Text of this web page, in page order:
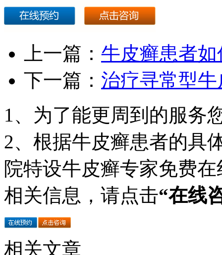
上一篇： 牛皮癣患者
下一篇： 治疗寻常型
1、为了能更周到的服务
2、根据牛皮癣患者的具
院特设牛皮癣专家免费
相关信息，请点击“在线
相关文章